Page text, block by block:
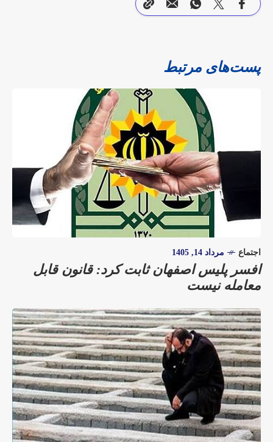
پست‌های مرتبط
اجتماع مرداد 14, 1405
افسر پلیس اصفهان ثابت کرد: قانون قابل
معامله نیست